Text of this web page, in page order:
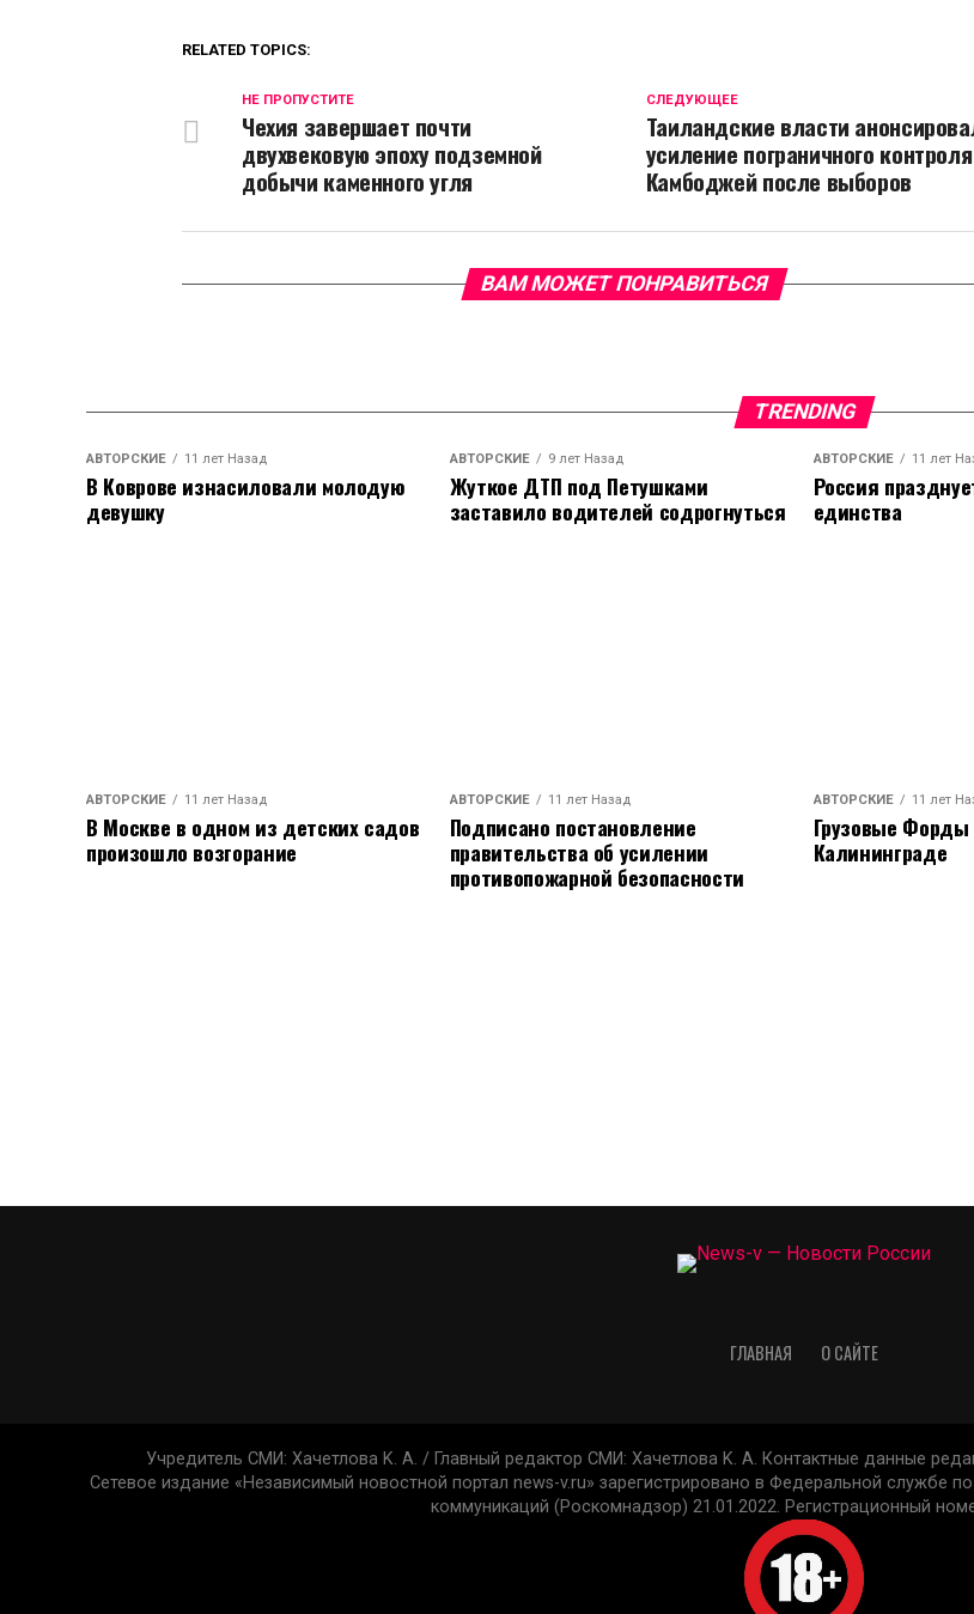
RELATED TOPICS:
CЛЕДУЮЩЕЕ
Таиландские власти
усиление пограничного
Камбоджей после выборов
НЕ ПРОПУСТИТЕ
Чехия завершает почти
двухвековую эпоху подземной
добычи каменного угля
ВАМ МОЖЕТ ПОНРАВИТЬСЯ
TRENDING
АВТОРСКИЕ 11 лет Назад
В Коврове изнасиловали молодую
девушку
АВТОРСКИЕ 9 лет Назад
Жуткое ДТП под Петушками
заставило водителей содрогнуться
АВТОРСКИЕ 11 лет
Россия
единства
АВТОРСКИЕ 11 лет Назад
В Москве в одном из детских садов
произошло возгорание
АВТОРСКИЕ 11 лет Назад
Подписано постановление
правительства об усилении
противопожарной безопасности
АВТОРСКИЕ 11 лет
Грузовые Форды
Калининграде
ГЛАВНАЯ О САЙТЕ
Учредитель СМИ: Xaчeтлoвa K. A. / Главный редактор СМИ: Xaчeтлoвa K. A. Контактные данные
Сетевое издание «Независимый новостной портал news-v.ru» зарегистрировано в Федеральной службе
коммуникаций (Роскомнадзор) 21.01.2022. Регистрационный